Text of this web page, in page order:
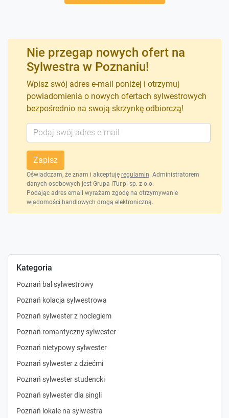
Kategoria
Poznań bal sylwestrowy
Poznań kolacja sylwestrowa
Poznań sylwester z noclegiem
Poznań romantyczny sylwester
Poznań nietypowy sylwester
Poznań sylwester z dziećmi
Poznań sylwester studencki
Poznań sylwester dla singli
Poznań lokale na sylwestra
Nie przegap nowych ofert na
Sylwestra w Poznaniu!
Wpisz swój adres e-mail poniżej i otrzymuj
powiadomienia o nowych ofertach sylwestrowych
bezpośrednio na swoją skrzynkę odbiorczą!
Zapisz
Oświadczam, że znam i akceptuję regulamin. Administratorem
danych osobowych jest Grupa iTur.pl sp. z o.o.
Podając adres email wyrażam zgodę na otrzymywanie
wiadomości handlowych drogą elektroniczną.